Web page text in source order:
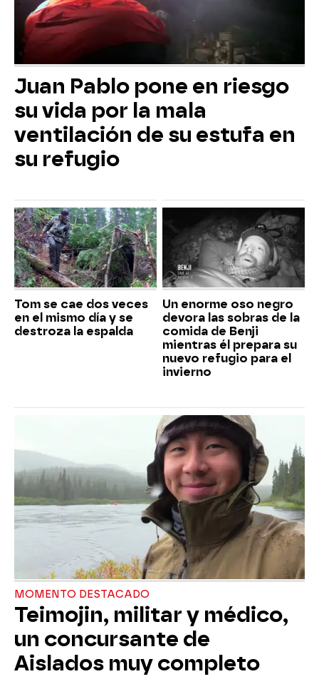
Juan Pablo pone en riesgo
su vida por la mala
ventilación de su estufa en
su refugio
Tom se cae dos veces
en el mismo día y se
destroza la espalda
Un enorme oso negro
devora las sobras de la
comida de Benji
mientras él prepara su
nuevo refugio para el
invierno
MOMENTO DESTACADO
Teimojin, militar y médico,
un concursante de
Aislados muy completo